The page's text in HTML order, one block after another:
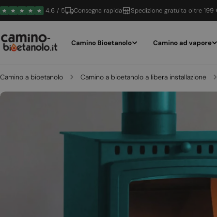
Vai
al
4.6 / 5 Consegna rapida Spedizione gratuita oltre 199
Camino Bioetanolo Camino ad vapore
Camino a bioetanolo Camino a bioetanolo a libera installazione